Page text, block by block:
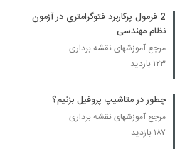
2 فرمول پرکاربرد فتوگرامتری در آزمون
نظام مهندسی
مرجع آموزشهای نقشه برداری
۱۲۳ بازدید
چطور در متاشیپ پروفیل بزنیم؟
مرجع آموزشهای نقشه برداری
۱۸۷ بازدید